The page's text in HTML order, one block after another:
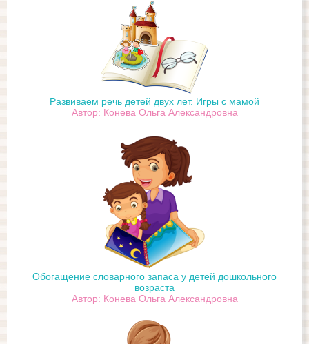
Развиваем речь детей двух лет. Игры с мамой
Автор: Конева Ольга Александровна
Обогащение словарного запаса у детей дошкольного
возраста
Автор: Конева Ольга Александровна